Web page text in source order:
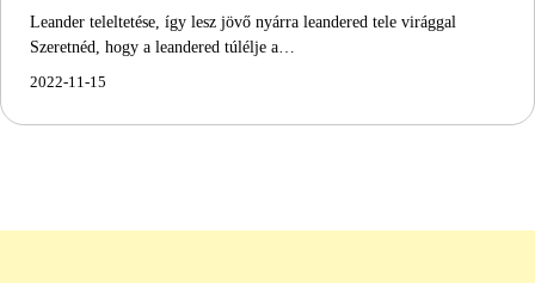
Leander teleltetése, így lesz jövő nyárra leandered tele virággal
Szeretnéd, hogy a leandered túlélje a…
2022-11-15